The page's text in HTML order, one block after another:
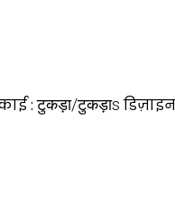
:टुकड़ा/टुकड़ाs